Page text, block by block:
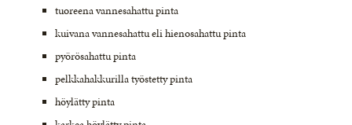
tuoreena vannesahattu pinta
kuivana vannesahattu eli hienosahattu pinta
pyörösahattu pinta
pelkkahakkurilla työstetty pinta
höylätty pinta